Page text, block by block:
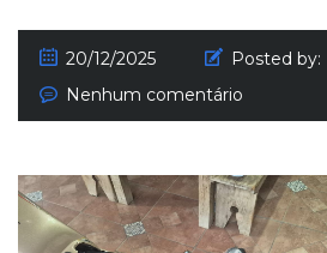
20/12/2025 Posted by:
Nenhum comentário